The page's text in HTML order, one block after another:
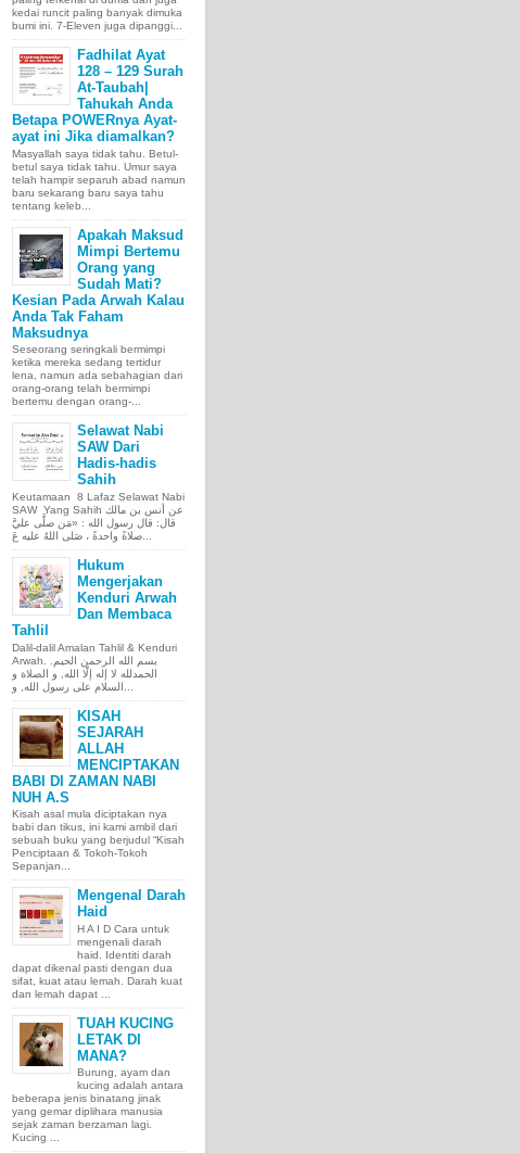
kedai runcit paling banyak dimuka
bumi ini. 7-Eleven juga dipanggi...
Fadhilat Ayat
128 – 129 Surah
At-Taubah|
Tahukah Anda
Betapa POWERnya Ayat-
ayat ini Jika diamalkan?
Masyallah saya tidak tahu. Betul-
betul saya tidak tahu. Umur saya
telah hampir separuh abad namun
baru sekarang baru saya tahu
tentang keleb...
Apakah Maksud
Mimpi Bertemu
Orang yang
Sudah Mati?
Kesian Pada Arwah Kalau
Anda Tak Faham
Maksudnya
Seseorang seringkali bermimpi
ketika mereka sedang tertidur
lena, namun ada sebahagian dari
orang-orang telah bermimpi
bertemu dengan orang-...
Selawat Nabi
SAW Dari
Hadis-hadis
Sahih
Keutamaan 8 Lafaz Selawat Nabi
SAW Yang Sahih عن أنس بن مالك
قال: قال رسول الله : «مَن صلَّى عليَّ
Hukum
Mengerjakan
Kenduri Arwah
Dan Membaca
Tahlil
Dalil-dalil Amalan Tahlil & Kenduri
Arwah. بسم الله الرحمن الحيم.
الحمدلله لا إله إلّا الله, و الصلاة و
KISAH
SEJARAH
ALLAH
MENCIPTAKAN
BABI DI ZAMAN NABI
NUH A.S
Kisah asal mula diciptakan nya
babi dan tikus, ini kami ambil dari
sebuah buku yang berjudul “Kisah
Penciptaan & Tokoh-Tokoh
Sepanjan...
Mengenal Darah
Haid
H A I D Cara untuk
mengenali darah
haid. Identiti darah
dapat dikenal pasti dengan dua
sifat, kuat atau lemah. Darah kuat
dan lemah dapat ...
TUAH KUCING
LETAK DI
MANA?
Burung, ayam dan
kucing adalah antara
beberapa jenis binatang jinak
yang gemar diplihara manusia
sejak zaman berzaman lagi.
Kucing ...